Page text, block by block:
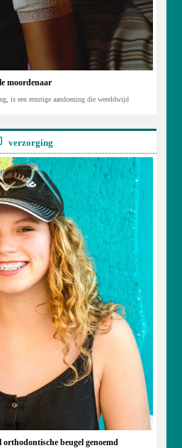
moordenaar
is een ernstige aandoening die wereldwijd
verzorging
beugel genoemd